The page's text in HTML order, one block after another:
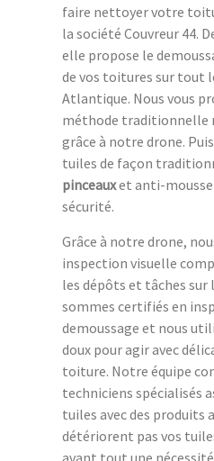
faire nettoyer votre
la société Couvreur 44.
elle propose le
de vos toitures sur tout
Atlantique. Nous vous
méthode traditionnelle
grâce à notre drone.
tuiles de façon
pinceauxet anti-
sécurité.
Grâce à notre drone,
inspection visuelle
les dépôts et tâches sur
sommes certifiés en
demoussage et nous
doux pour agir avec
toiture. Notre équipe
techniciens spécialisés
tuiles avec des produits
détériorent pas vos